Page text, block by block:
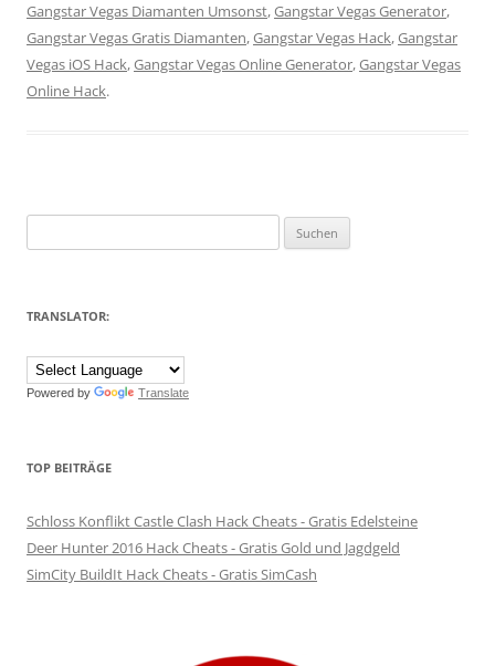
Gangstar Vegas Diamanten Umsonst,Gangstar Vegas Generator,
Gangstar Vegas Gratis Diamanten,Gangstar Vegas Hack,Gangstar
Vegas iOS Hack,Gangstar Vegas Online Generator,Gangstar Vegas
Online Hack.
nach:
TRANSLATOR:
Powered by Translate
TOP BEITRÄGE
Schloss Konflikt Castle Clash Hack Cheats - Gratis Edelsteine
Deer Hunter 2016 Hack Cheats - Gratis Gold und Jagdgeld
SimCity BuildIt Hack Cheats - Gratis SimCash